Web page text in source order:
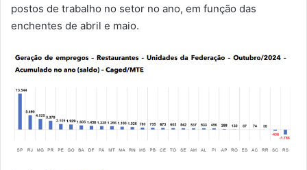
postos de trabalho no setor no ano, em função das
enchentes de abril e maio.